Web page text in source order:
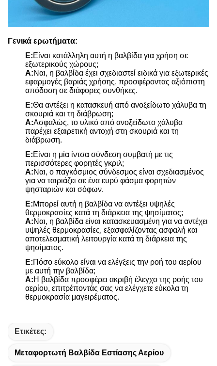
Γενικά ερωτήματα:
Ε:Είναι κατάλληλη αυτή η βαλβίδα για χρήση σε
εξωτερικούς χώρους;
Α:Ναι, η βαλβίδα έχει σχεδιαστεί ειδικά για εξωτερικές
εφαρμογές βαριάς χρήσης, προσφέροντας αξιόπιστη
απόδοση σε διάφορες συνθήκες.
Ε:Θα αντέξει η κατασκευή από ανοξείδωτο χάλυβα τη
σκουριά και τη διάβρωση;
Α:Ασφαλώς, το υλικό από ανοξείδωτο χάλυβα
παρέχει εξαιρετική αντοχή στη σκουριά και τη
διάβρωση.
Ε:Είναι η μία ίντσα σύνδεση συμβατή με τις
περισσότερες φορητές γκριλ;
Α:Ναι, ο παγκόσμιος σύνδεσμος είναι σχεδιασμένος
για να ταιριάζει σε ένα ευρύ φάσμα φορητών
ψησταριών και σόφων.
Ε:Μπορεί αυτή η βαλβίδα να αντέξει υψηλές
θερμοκρασίες κατά τη διάρκεια της ψησίματος;
Α:Ναι, η βαλβίδα είναι κατασκευασμένη για να αντέχει
υψηλές θερμοκρασίες, εξασφαλίζοντας ασφαλή και
αποτελεσματική λειτουργία κατά τη διάρκεια της
ψησίματος.
Ε:Πόσο εύκολο είναι να ελέγξεις την ροή του αερίου
με αυτή την βαλβίδα;
Α:Η βαλβίδα προσφέρει ακριβή έλεγχο της ροής του
αερίου, επιτρέποντάς σας να ελέγχετε εύκολα τη
θερμοκρασία μαγειρέματος.
Ετικέτες:
Μεταφορτωτή Βαλβίδα Εστίασης Αερίου